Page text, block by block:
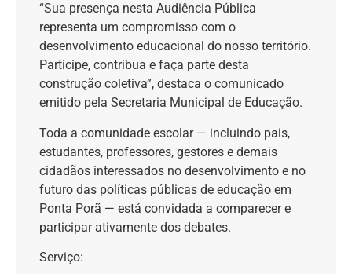
“Sua presença nesta Audiência Pública
representa um compromisso com o
desenvolvimento educacional do nosso território.
Participe, contribua e faça parte desta
construção coletiva”, destaca o comunicado
emitido pela Secretaria Municipal de Educação.
Toda a comunidade escolar — incluindo pais,
estudantes, professores, gestores e demais
cidadãos interessados no desenvolvimento e no
futuro das políticas públicas de educação em
Ponta Porã — está convidada a comparecer e
participar ativamente dos debates.
Serviço: